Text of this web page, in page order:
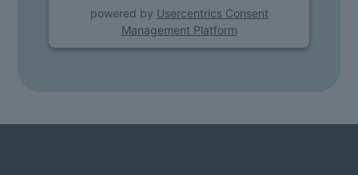
powered by Usercentrics Consent
Management Platform